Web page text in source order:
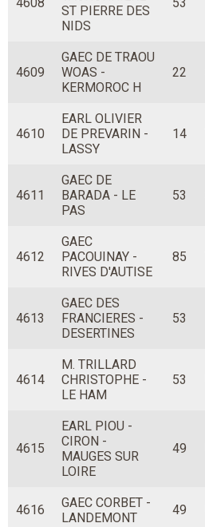
ST PIERRE DES
NIDS
4609
GAEC DE TRAOU
WOAS -
KERMOROC H
22
4610
EARL OLIVIER
DE PREVARIN -
LASSY
14
4611
GAEC DE
BARADA - LE
PAS
53
4612
GAEC
PACOUINAY -
RIVES D'AUTISE
85
4613
GAEC DES
FRANCIERES -
DESERTINES
53
4614
M. TRILLARD
CHRISTOPHE -
LE HAM
53
4615
EARL PIOU -
CIRON -
MAUGES SUR
LOIRE
49
4616
GAEC CORBET -
LANDEMONT
49